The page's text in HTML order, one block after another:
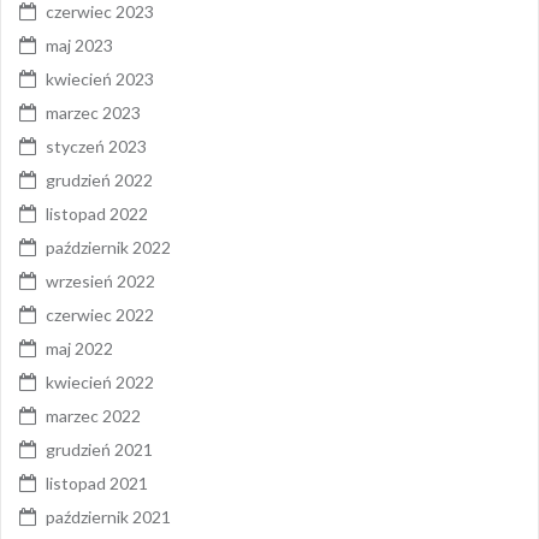
czerwiec 2023
maj 2023
kwiecień 2023
marzec 2023
styczeń 2023
grudzień 2022
listopad 2022
październik 2022
wrzesień 2022
czerwiec 2022
maj 2022
kwiecień 2022
marzec 2022
grudzień 2021
listopad 2021
październik 2021